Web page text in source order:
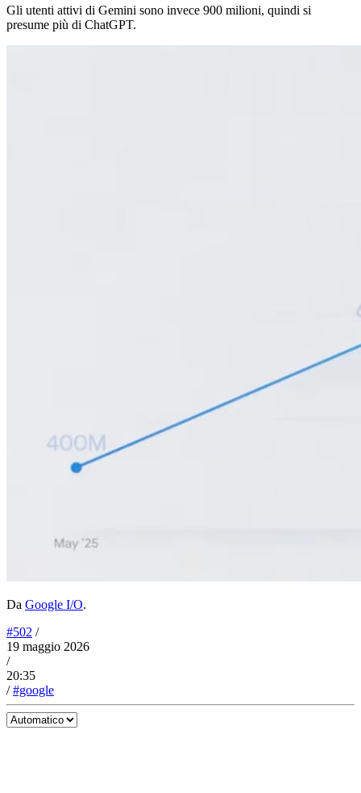
Gli utenti attivi di Gemini sono invece 900 milioni, quindi si
presume più di ChatGPT.
Da Google I/O.
#502 /
19 maggio 2026
/
20:35
/#google